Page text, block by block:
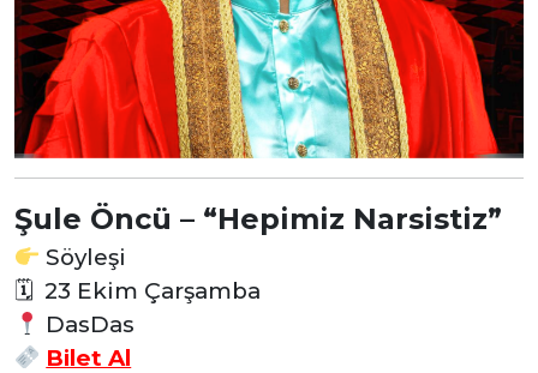
Şule Öncü – “Hepimiz Narsistiz”
Söyleşi
🗓 23 Ekim Çarşamba
DasDas
Bilet Al